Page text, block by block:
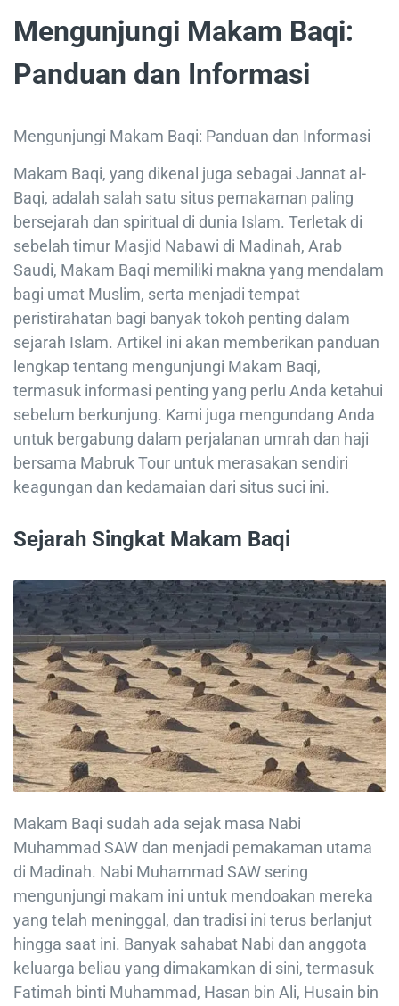
Mengunjungi Makam Baqi:
Panduan dan Informasi
Mengunjungi Makam Baqi: Panduan dan Informasi
Makam Baqi, yang dikenal juga sebagai Jannat al-
Baqi, adalah salah satu situs pemakaman paling
bersejarah dan spiritual di dunia Islam. Terletak di
sebelah timur Masjid Nabawi di Madinah, Arab
Saudi, Makam Baqi memiliki makna yang mendalam
bagi umat Muslim, serta menjadi tempat
peristirahatan bagi banyak tokoh penting dalam
sejarah Islam. Artikel ini akan memberikan panduan
lengkap tentang mengunjungi Makam Baqi,
termasuk informasi penting yang perlu Anda ketahui
sebelum berkunjung. Kami juga mengundang Anda
untuk bergabung dalam perjalanan umrah dan haji
bersama Mabruk Tour untuk merasakan sendiri
keagungan dan kedamaian dari situs suci ini.
Sejarah Singkat Makam Baqi
Makam Baqi sudah ada sejak masa Nabi
Muhammad SAW dan menjadi pemakaman utama
di Madinah. Nabi Muhammad SAW sering
mengunjungi makam ini untuk mendoakan mereka
yang telah meninggal, dan tradisi ini terus berlanjut
hingga saat ini. Banyak sahabat Nabi dan anggota
keluarga beliau yang dimakamkan di sini, termasuk
Fatimah binti Muhammad, Hasan bin Ali, Husain bin